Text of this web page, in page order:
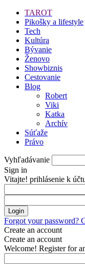
TAROT
Pikošky a lifestyle
Tech
Kultúra
Bývanie
Ženovo
Showbiznis
Cestovanie
Blog
Robert
Viki
Katka
Archív
Súťaže
Právo
Vyhľadávanie
Sign in
Vitajte! prihlásenie k
Forgot your password?
Create an account
Create an account
Welcome! Register for